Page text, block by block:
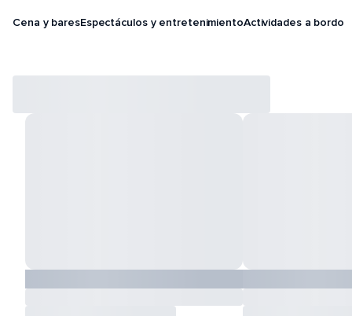
Cena y baresEspectáculos y entretenimientoActividades a bordo